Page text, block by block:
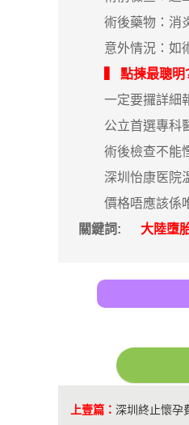
術後藥物：消炎
意外情況：如術
▍ 點揀最聰
一定要攞詳細報
公立首選專科
術後檢查不能慳
深圳怡康医院
價格唔應該係唯
關鍵詞:
大陸墮
上壹篇： 深圳終止懷孕